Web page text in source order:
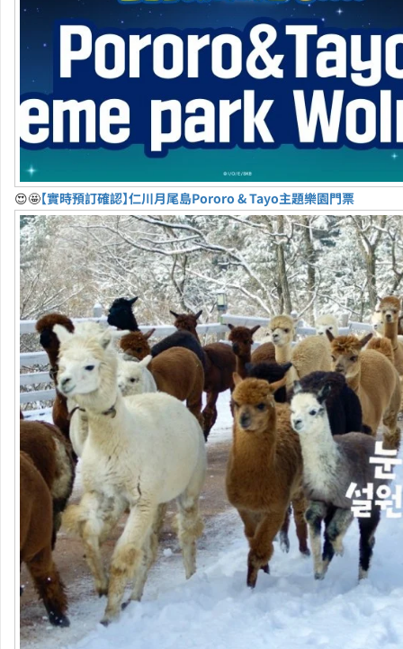
😍🤩【實時預訂確認】仁川月尾島Pororo & Tayo主題樂園門票